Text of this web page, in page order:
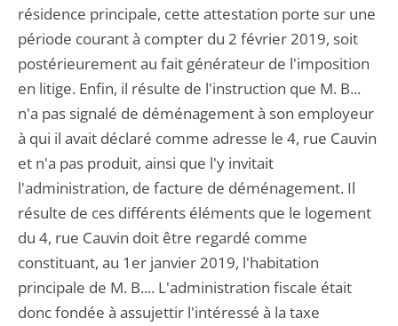
résidence principale, cette attestation porte sur une
période courant à compter du 2 février 2019, soit
postérieurement au fait générateur de l'imposition
en litige. Enfin, il résulte de l'instruction que M. B...
n'a pas signalé de déménagement à son employeur
à qui il avait déclaré comme adresse le 4, rue Cauvin
et n'a pas produit, ainsi que l'y invitait
l'administration, de facture de déménagement. Il
résulte de ces différents éléments que le logement
du 4, rue Cauvin doit être regardé comme
constituant, au 1er janvier 2019, l'habitation
principale de M. B.... L'administration fiscale était
donc fondée à assujettir l'intéressé à la taxe